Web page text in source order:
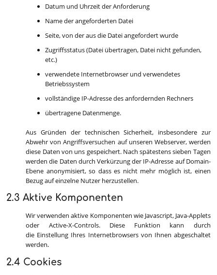
Datum und Uhrzeit der Anforderung
Name der angeforderten Datei
Seite, von der aus die Datei angefordert wurde
Zugriffsstatus (Datei übertragen, Datei nicht gefunden,
etc.)
verwendete Internetbrowser und verwendetes
Betriebssystem
vollständige IP-Adresse des anfordernden Rechners
übertragene Datenmenge.
Aus Gründen der technischen Sicherheit, insbesondere zur
Abwehr von Angriffsversuchen auf unseren Webserver, werden
diese Daten von uns gespeichert. Nach spätestens sieben Tagen
werden die Daten durch Verkürzung der IP-Adresse auf Domain-
Ebene anonymisiert, so dass es nicht mehr möglich ist, einen
Bezug auf einzelne Nutzer herzustellen.
2.3 Aktive Komponenten
Wir verwenden aktive Komponenten wie Javascript, Java-Applets
oder Active-X-Controls. Diese Funktion kann durch
die Einstellung Ihres Internetbrowsers von Ihnen abgeschaltet
werden.
2.4 Cookies